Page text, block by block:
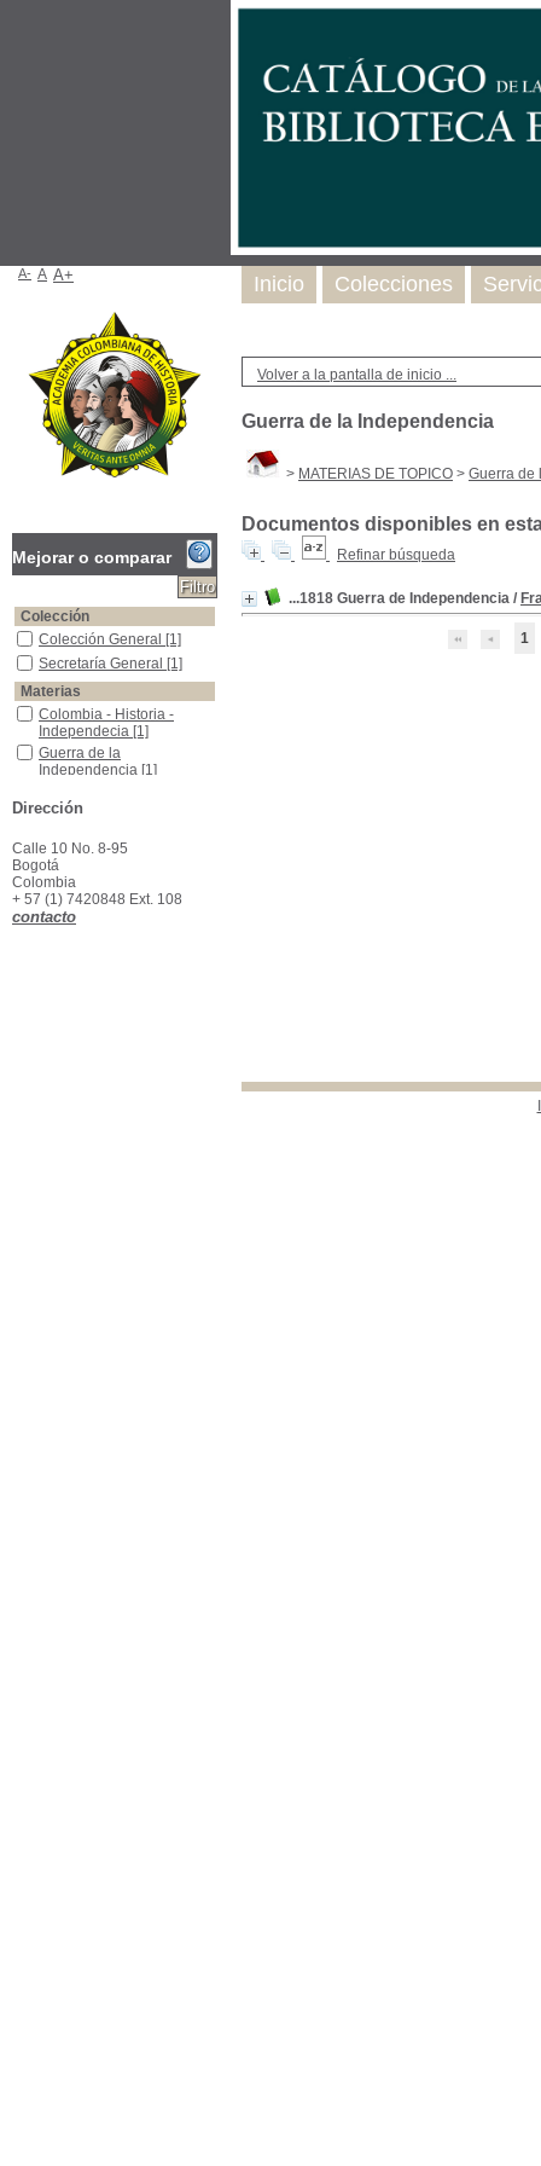
Volver a la pantalla de inicio ...
Guerra de la Independencia
> MATERIAS DE TOPICO > Guerra de
Documentos disponibles en
Refinar búsqueda
...1818 Guerra de Independencia /
1
Inicio Colecciones
A- A A+
Mejorar o comparar
Colección
Colección General
Colección General [1]
Secretaría General
Secretaría General [1]
Materias
Colombia - Historia - Independecia
Colombia - Historia -
Independecia [1]
Guerra de la Independencia
Guerra de la
Independencia [1]
Dirección
Calle 10 No. 8-95
Bogotá
Colombia
+ 57 (1) 7420848 Ext. 108
contacto